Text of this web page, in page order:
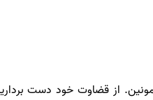
از قضاوت خود دست